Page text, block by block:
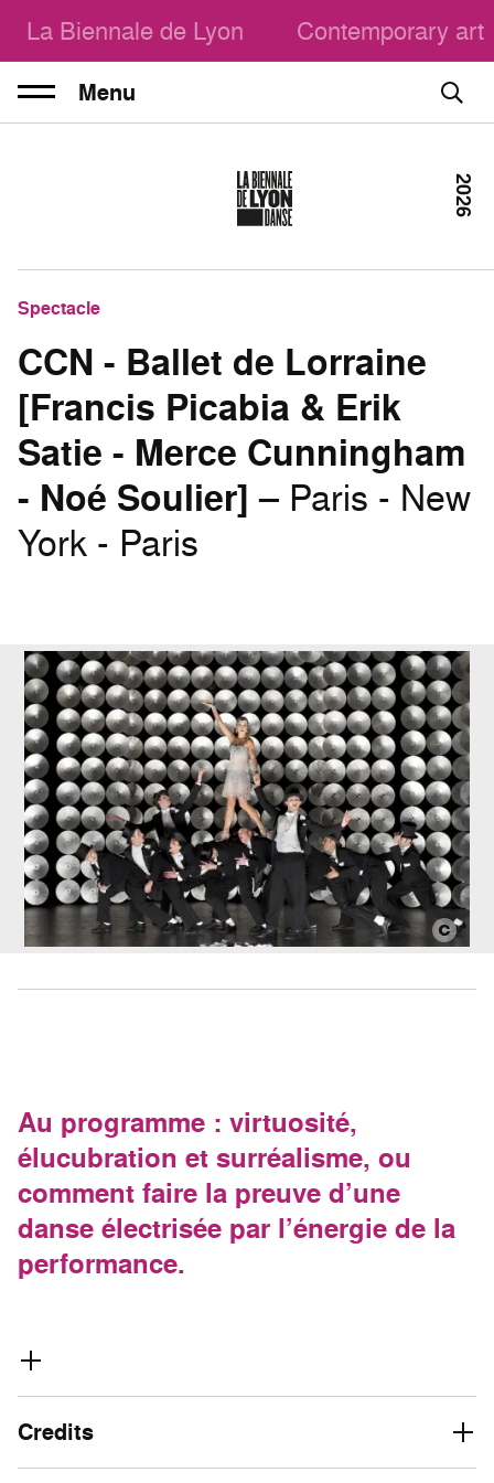
La Biennale de Lyon Contemporary art
Menu
Spectacle
CCN - Ballet de Lorraine
[Francis Picabia & Erik
Satie - Merce Cunningham
- Noé Soulier] – Paris - New
York - Paris
2026
Au programme : virtuosité,
élucubration et surréalisme, ou
comment faire la preuve d’une
danse électrisée par l’énergie de la
performance.
Credits